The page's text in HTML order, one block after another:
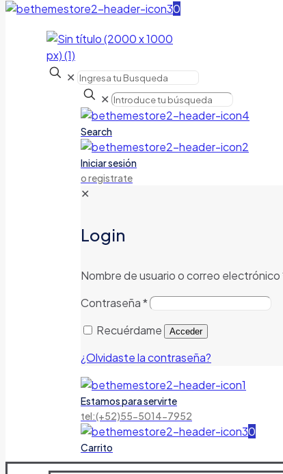
0
✕
✕
Search
Iniciar sesión
o registrate
✕
Login
Nombre de usuario o correo electrónico
Contraseña*
Recuérdame
Acceder
¿Olvidaste la contraseña?
Estamos para servirte
tel:(+52)55-5014-7952
0
Carrito